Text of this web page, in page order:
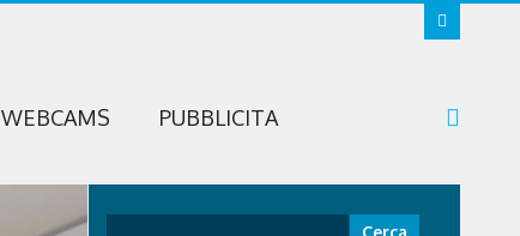
WEBCAMS PUBBLICITA